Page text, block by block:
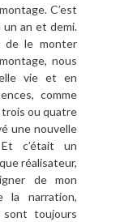
C’est
an et demi.
de le monter
nous
vie et en
comme
trois ou quatre
une nouvelle
c’était un
réalisateur,
de mon
la narration,
toujours